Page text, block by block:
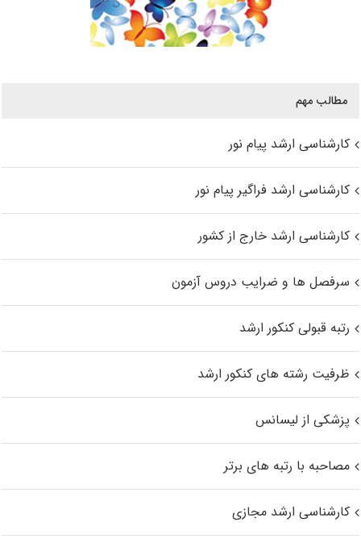
مطالب مهم
کارشناسی ارشد پیام نور
کارشناسی ارشد فراگیر پیام نور
کارشناسی ارشد خارج از کشور
سرفصل ها و ضرایب دروس آزمون
رتبه قبولی کنکور ارشد
ظرفیت رشته های کنکور ارشد
پزشکی از لیسانس
مصاحبه با رتبه های برتر
کارشناسی ارشد مجازی